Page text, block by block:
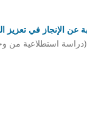
عن الإنجاز في تعزيز
(دراسة استطلاعية من وجهة نظر أعضاء هيئة التدريس بجامعة بنغازي)